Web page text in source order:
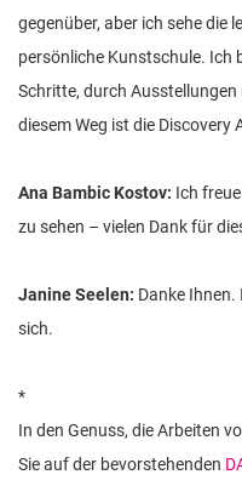
gegenüber, aber ich sehe die
persönliche Kunstschule. Ich
Schritte, durch
diesem Weg ist die Discovery
Ana Bambic Kostov: Ich
zu sehen – vielen Dank für
Janine Seelen: Danke
sich.
*
In den Genuss, die Arbeiten
Sie auf der bevorstehenden